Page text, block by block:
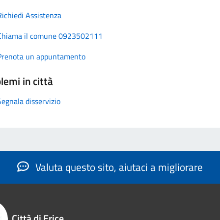
Assistenza
il comune 0923502111
un appuntamento
in città
disservizio
Valuta questo sito, aiutaci a migliorare